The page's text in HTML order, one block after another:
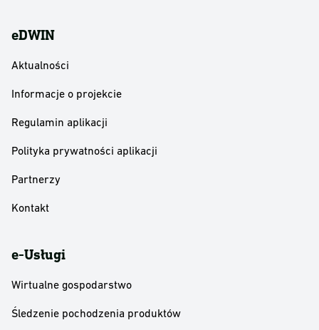
eDWIN
Aktualności
Informacje o projekcie
Regulamin aplikacji
Polityka prywatności aplikacji
Partnerzy
Kontakt
e-Usługi
Wirtualne gospodarstwo
Śledzenie pochodzenia produktów